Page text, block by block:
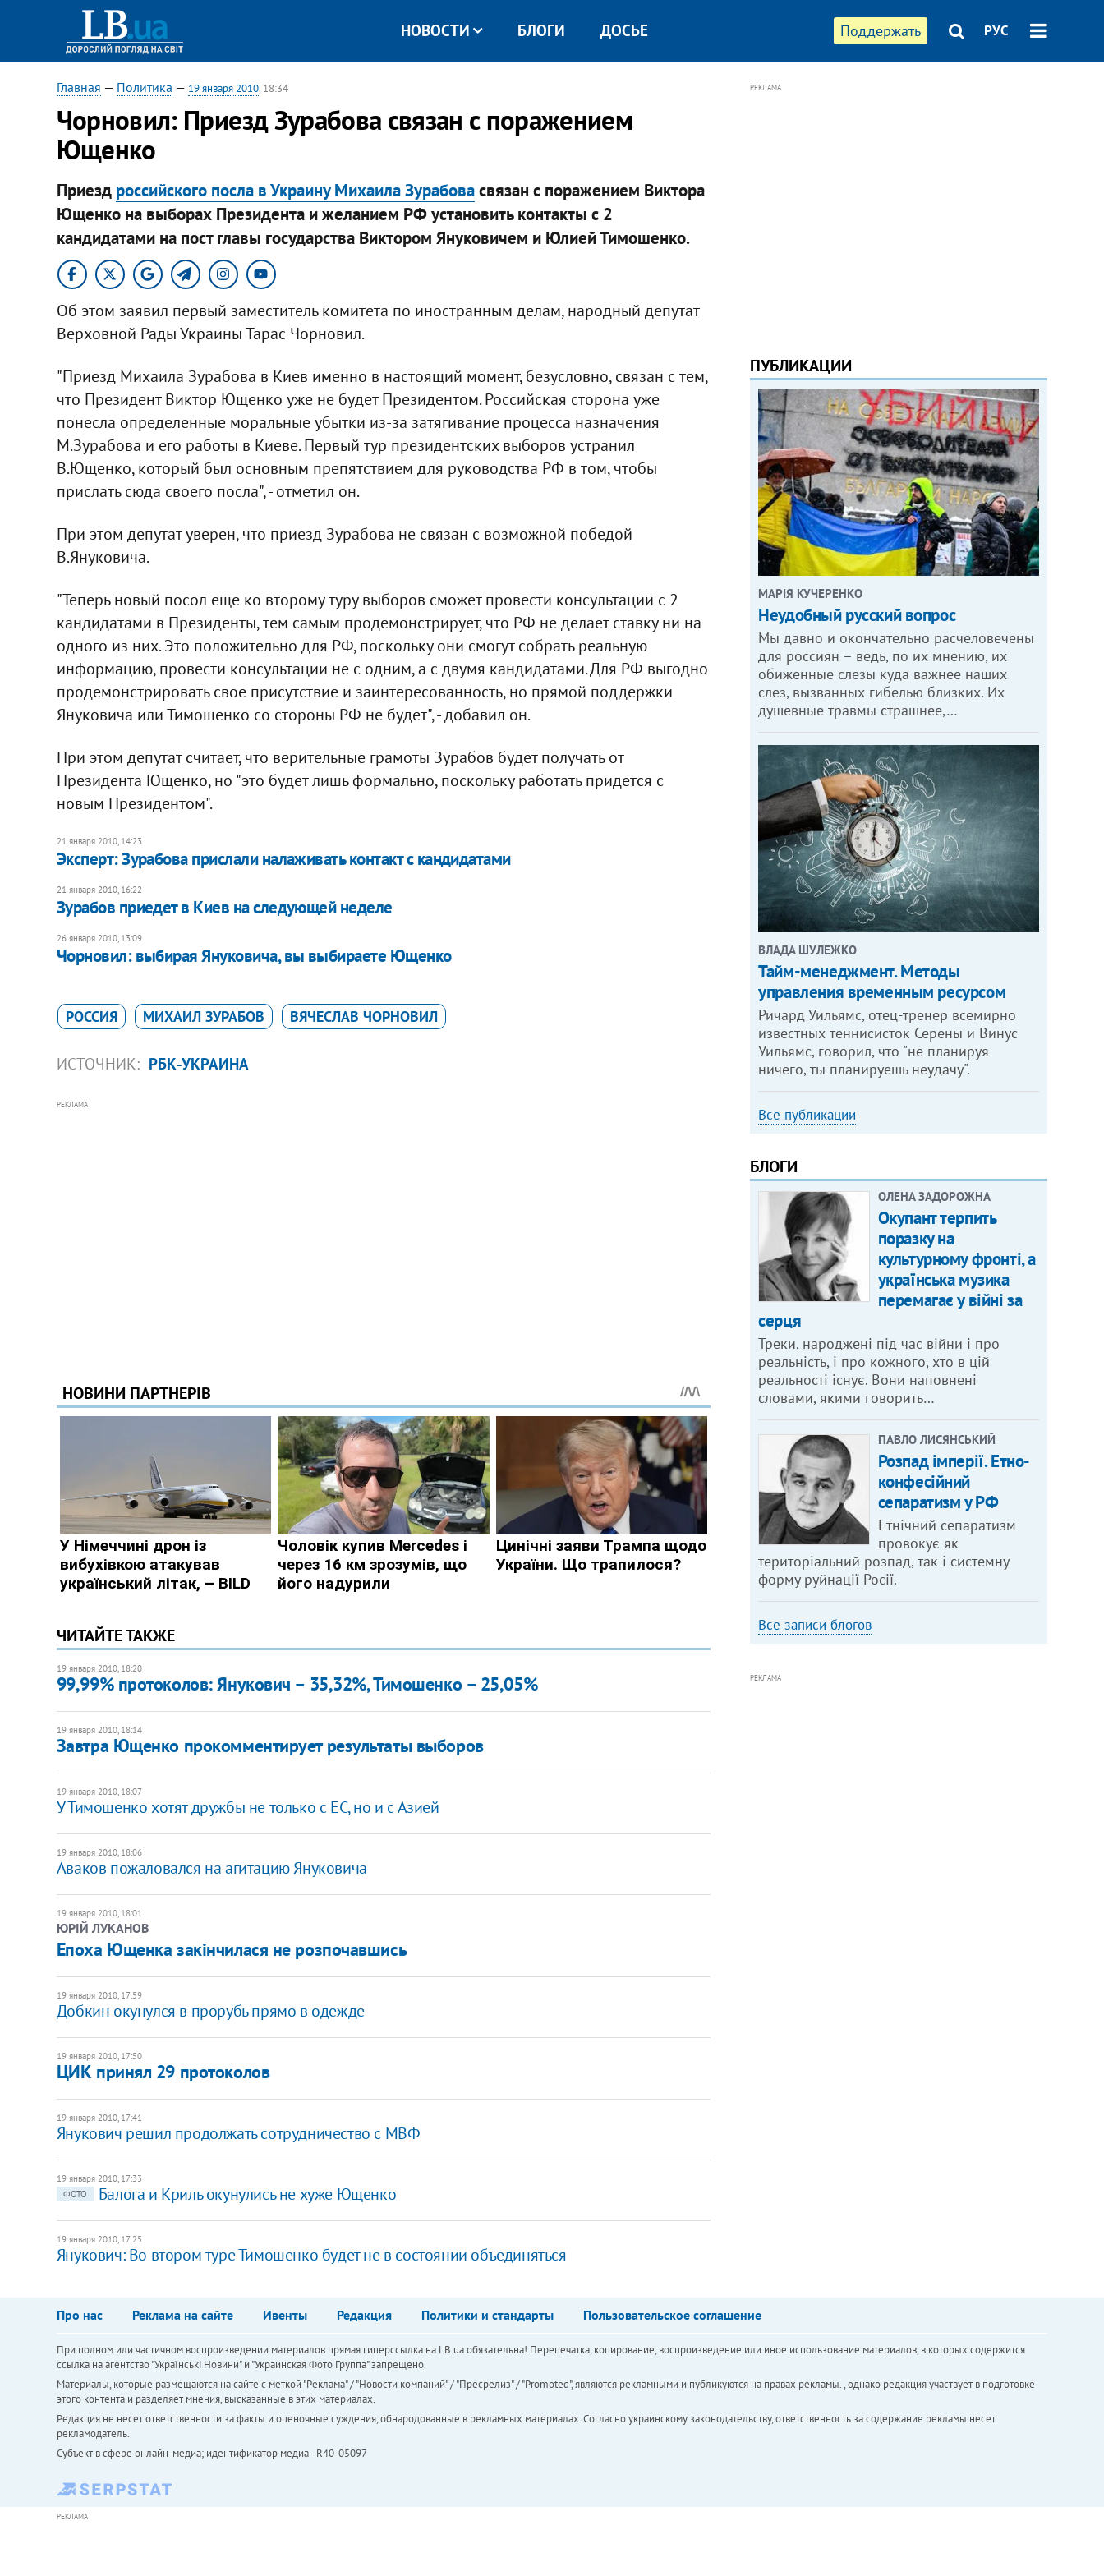
Поддержать РУС
НОВОСТИ БЛОГИ ДОСЬЕ
Главная — Политика — 19 января 2010, 18:34
Чорновил: Приезд Зурабова связан с поражением
Ющенко
Приезд российского посла в Украину Михаила Зурабовасвязан с поражением Виктора
Ющенко на выборах Президента и желанием РФ установить контакты с 2
кандидатами на пост главы государства Виктором Януковичем и Юлией Тимошенко.
Об этом заявил первый заместитель комитета по иностранным делам, народный депутат
Верховной Рады Украины Тарас Чорновил.
"Приезд Михаила Зурабова в Киев именно в настоящий момент, безусловно, связан с тем,
что Президент Виктор Ющенко уже не будет Президентом. Российская сторона уже
понесла определенные моральные убытки из-за затягивание процесса назначения
М.Зурабова и его работы в Киеве. Первый тур президентских выборов устранил
В.Ющенко, который был основным препятствием для руководства РФ в том, чтобы
прислать сюда своего посла", - отметил он.
При этом депутат уверен, что приезд Зурабова не связан с возможной победой
В.Януковича.
"Теперь новый посол еще ко второму туру выборов сможет провести консультации с 2
кандидатами в Президенты, тем самым продемонстрирует, что РФ не делает ставку ни на
одного из них. Это положительно для РФ, поскольку они смогут собрать реальную
информацию, провести консультации не с одним, а с двумя кандидатами. Для РФ выгодно
продемонстрировать свое присутствие и заинтересованность, но прямой поддержки
Януковича или Тимошенко со стороны РФ не будет", - добавил он.
При этом депутат считает, что верительные грамоты Зурабов будет получать от
Президента Ющенко, но "это будет лишь формально, поскольку работать придется с
новым Президентом".
21 января 2010, 14:23
Эксперт: Зурабова прислали налаживать контакт с кандидатами
21 января 2010, 16:22
Зурабов приедет в Киев на следующей неделе
26 января 2010, 13:09
Чорновил: выбирая Януковича, вы выбираете Ющенко
РОССИЯ МИХАИЛ ЗУРАБОВ ВЯЧЕСЛАВ ЧОРНОВИЛ
ИСТОЧНИК: РБК-УКРАИНА
РЕКЛАМА
ЧИТАЙТЕ ТАКЖЕ
19 января 2010, 18:20
99,99% протоколов: Янукович – 35,32%, Тимошенко – 25,05%
19 января 2010, 18:14
Завтра Ющенко прокомментирует результаты выборов
19 января 2010, 18:07
У Тимошенко хотят дружбы не только с ЕС, но и с Азией
19 января 2010, 18:06
Аваков пожаловался на агитацию Януковича
19 января 2010, 18:01
ЮРІЙ ЛУКАНОВ
Епоха Ющенка закінчилася не розпочавшись
19 января 2010, 17:59
Добкин окунулся в прорубь прямо в одежде
19 января 2010, 17:50
ЦИК принял 29 протоколов
19 января 2010, 17:41
Янукович решил продолжать сотрудничество с МВФ
19 января 2010, 17:33
ФОТО
Балога и Криль окунулись не хуже Ющенко
19 января 2010, 17:25
Янукович: Во втором туре Тимошенко будет не в состоянии объединяться
РЕКЛАМА
ПУБЛИКАЦИИ
МАРІЯ КУЧЕРЕНКО
​Неудобный русский вопрос
Мы давно и окончательно расчеловечены
для россиян – ведь, по их мнению, их
обиженные слезы куда важнее наших
слез, вызванных гибелью близких. Их
душевные травмы страшнее,…
ВЛАДА ШУЛЕЖКО
Тайм-менеджмент. Методы
управления временным ресурсом
Ричард Уильямс, отец-тренер всемирно
известных теннисисток Серены и Винус
Уильямс, говорил, что "не планируя
ничего, ты планируешь неудачу".
Все публикации
БЛОГИ
ОЛЕНА ЗАДОРОЖНА
Окупант терпить
поразку на
культурному фронті, а
українська музика
перемагає у війні за
серця
Треки, народжені під час війни і про
реальність, і про кожного, хто в цій
реальності існує. Вони наповнені
словами, якими говорить…
ПАВЛО ЛИСЯНСЬКИЙ
Розпад імперії. Етно-
конфесійний
сепаратизм у РФ
Етнічний сепаратизм
провокує як
територіальний розпад, так і системну
форму руйнації Росії.
Все записи блогов
РЕКЛАМА
Про нас Реклама на сайте Ивенты Редакция Политики и стандарты Пользовательское соглашение
При полном или частичном воспроизведении материалов прямая гиперссылка на LB.ua обязательна! Перепечатка, копирование, воспроизведение или иное использование материалов, в которых содержится
ссылка на агентство "Українськi Новини" и "Украинская Фото Группа" запрещено.
Материалы, которые размещаются на сайте с меткой "Реклама" / "Новости компаний" / "Пресрелиз" / "Promoted", являются рекламными и публикуются на правах рекламы. , однако редакция участвует в подготовке
этого контента и разделяет мнения, высказанные в этих материалах.
Редакция не несет ответственности за факты и оценочные суждения, обнародованные в рекламных материалах. Согласно украинскому законодательству, ответственность за содержание рекламы несет
рекламодатель.
Субъект в сфере онлайн-медиа; идентификатор медиа - R40-05097
РЕКЛАМА